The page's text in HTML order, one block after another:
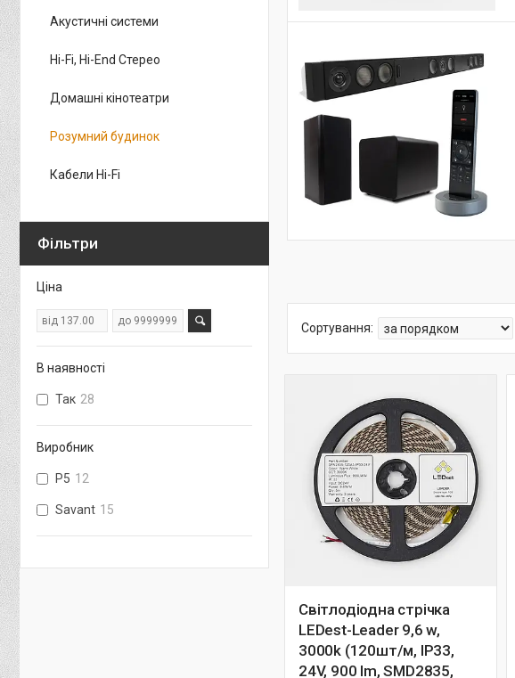
Світлодіодна стрічка
LEDest-Leader 9,6 w,
3000k (120шт/м, IP33,
24V, 900 lm, SMD2835,
Акустичні системи
Hi-Fi, Hi-End Стерео
Домашні кінотеатри
Розумний будинок
Кабели Hi-Fi
Фільтри
Ціна
В наявності
Так 28
Виробник
P5 12
Savant 15